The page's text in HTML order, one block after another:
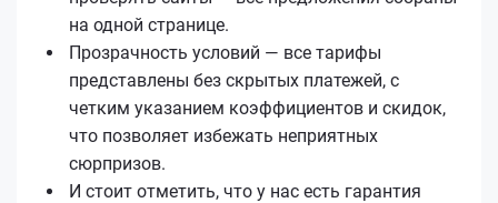
на одной странице.
Прозрачность условий — все тарифы
представлены без скрытых платежей, с
четким указанием коэффициентов и скидок,
что позволяет избежать неприятных
сюрпризов.
И стоит отметить, что у нас есть гарантия